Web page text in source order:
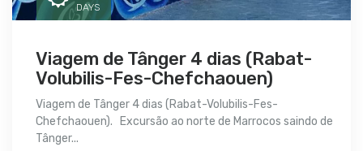
DAYS
Viagem de Tânger 4 dias (Rabat-
Volubilis-Fes-Chefchaouen)
Viagem de Tânger 4 dias (Rabat-Volubilis-Fes-
Chefchaouen). Excursão ao norte de Marrocos saindo de
Tânger...